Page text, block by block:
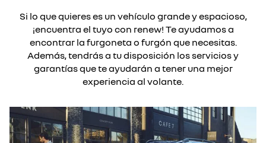
Si lo que quieres es un vehículo grande y espacioso,
¡encuentra el tuyo con renew! Te ayudamos a
encontrar la furgoneta o furgón que necesitas.
Además, tendrás a tu disposición los servicios y
garantías que te ayudarán a tener una mejor
experiencia al volante.​